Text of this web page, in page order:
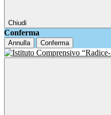
Chiudi
Conferma
Annulla Conferma